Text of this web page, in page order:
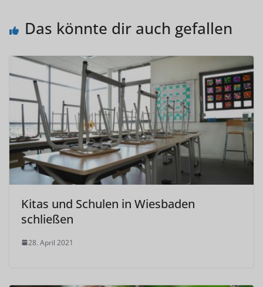
Das könnte dir auch gefallen
Kitas und Schulen in Wiesbaden
schließen
28. April 2021